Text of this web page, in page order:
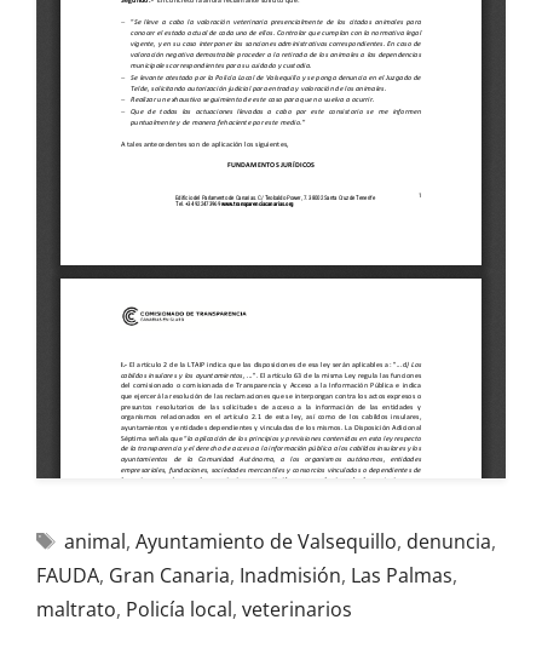
animal, Ayuntamiento de Valsequillo, denuncia,
FAUDA, Gran Canaria, Inadmisión, Las Palmas,
maltrato, Policía local, veterinarios